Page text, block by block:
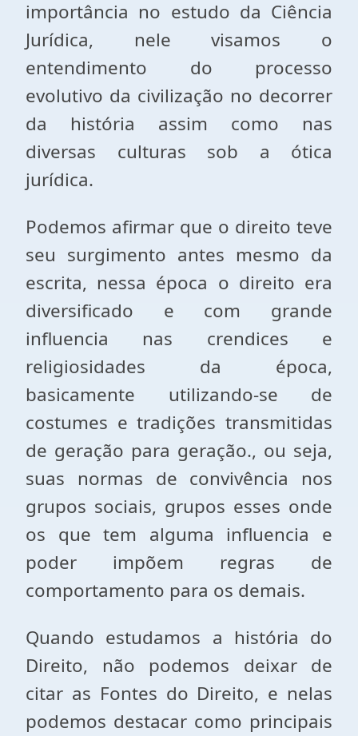
importância no estudo da Ciência
Jurídica, nele visamos o
entendimento do processo
evolutivo da civilização no decorrer
da história assim como nas
diversas culturas sob a ótica
jurídica.
Podemos afirmar que o direito teve
seu surgimento antes mesmo da
escrita, nessa época o direito era
diversificado e com grande
influencia nas crendices e
religiosidades da época,
basicamente utilizando-se de
costumes e tradições transmitidas
de geração para geração., ou seja,
suas normas de convivência nos
grupos sociais, grupos esses onde
os que tem alguma influencia e
poder impõem regras de
comportamento para os demais.
Quando estudamos a história do
Direito, não podemos deixar de
citar as Fontes do Direito, e nelas
podemos destacar como principais